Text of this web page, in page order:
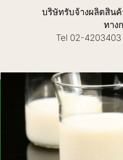
บริษัทรับจ้างผลิตสิน
ทาง
Tel 02-